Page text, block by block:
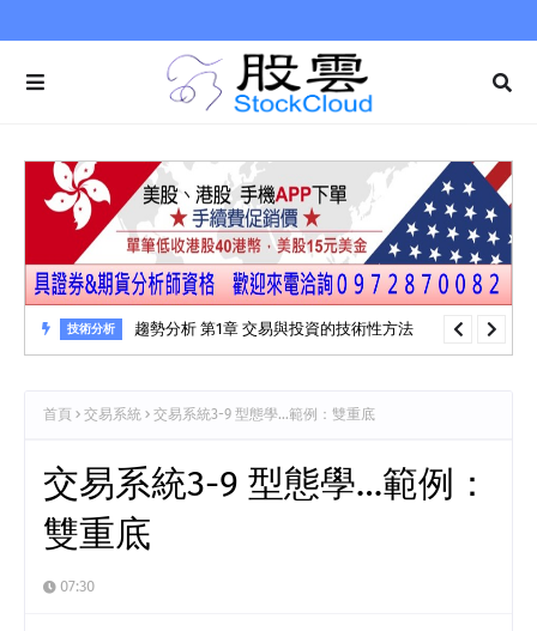
技術分析 趨勢分析 第1章 交易與投資的技術性方法
首頁 交易系統 交易系統3-9 型態學…範例：雙重底
交易系統3-9 型態學…範例：
雙重底
07:30